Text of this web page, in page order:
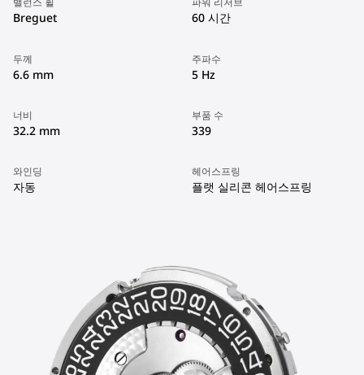
Breguet 60 시간
두께
6.6 mm
주파수
5 Hz
너비
32.2 mm
부품 수
339
와인딩
자동
헤어스프링
플랫 실리콘 헤어스프링